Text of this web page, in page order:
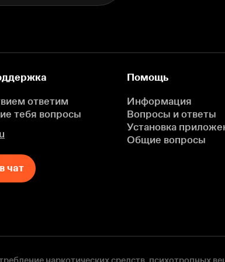
ответим
тебя вопросы
чат
Помощь
Информация
Вопросы и ответы
Установка
Общие вопросы
наркотических средств, психотропных